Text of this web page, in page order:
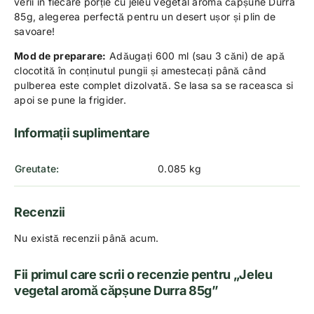
85g, alegerea perfectă pentru un desert ușor și plin de
savoare!
Mod de preparare: Adăugați 600 ml (sau 3 căni) de apă
clocotită în conținutul pungii și amestecați până când
pulberea este complet dizolvată. Se lasa sa se raceasca si
apoi se pune la frigider.
Informații suplimentare
Greutate 0.085 kg
Recenzii
Nu există recenzii până acum.
Fii primul care scrii o recenzie pentru „Jeleu
vegetal aromă căpșune Durra 85g”